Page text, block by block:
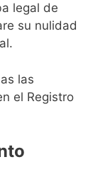
legal de
su nulidad
las
el Registro